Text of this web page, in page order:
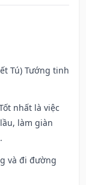
Tú) Tướng tinh
nhất là việc
làm giàn
và đi đường